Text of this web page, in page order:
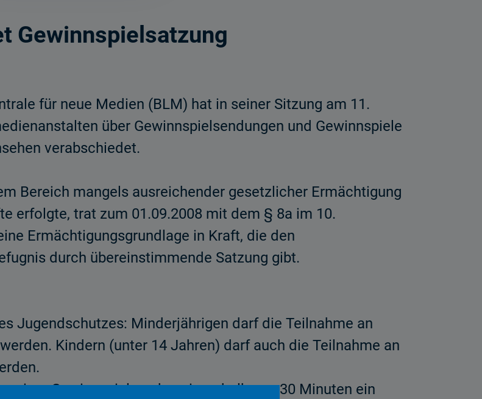
Gewinnspielsatzung
für neue Medien (BLM) hat in seiner Sitzung am 11.
über Gewinnspielsendungen und Gewinnspiele
verabschiedet.
Bereich mangels ausreichender gesetzlicher Ermächtigung
erfolgte, trat zum 01.09.2008 mit dem § 8a im 10.
Ermächtigungsgrundlage in Kraft, die den
durch übereinstimmende Satzung gibt.
Jugendschutzes: Minderjährigen darf die Teilnahme an
Kindern (unter 14 Jahren) darf auch die Teilnahme an
einer Gewinnspielsendung innerhalb von 30 Minuten ein